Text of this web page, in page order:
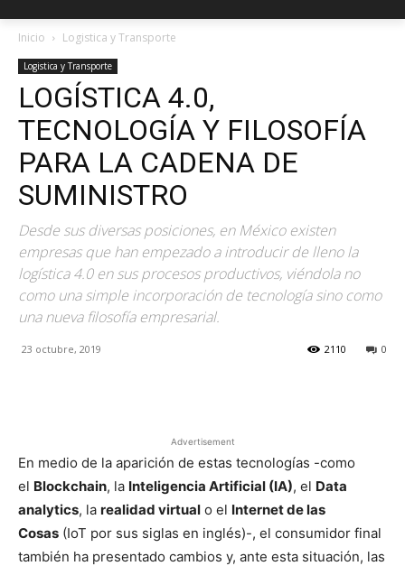
Inicio Logistica y Transporte
Logistica y Transporte
LOGÍSTICA 4.0,
TECNOLOGÍA Y FILOSOFÍA
PARA LA CADENA DE
SUMINISTRO
Desde sus diversas posiciones, en México existen
empresas que han empezado a introducir de lleno la
logística 4.0 en sus procesos productivos, viéndola no
como una simple incorporación de tecnología sino como
una nueva filosofía empresarial.
23 octubre, 2019 0
2110
Advertisement
En medio de la aparición de estas tecnologías -como
el Blockchain, la Inteligencia Artificial (IA), el Data
analytics, la realidad virtual o el Internet de las
Cosas (IoT por sus siglas en inglés)-, el consumidor final
también ha presentado cambios y, ante esta situación, las